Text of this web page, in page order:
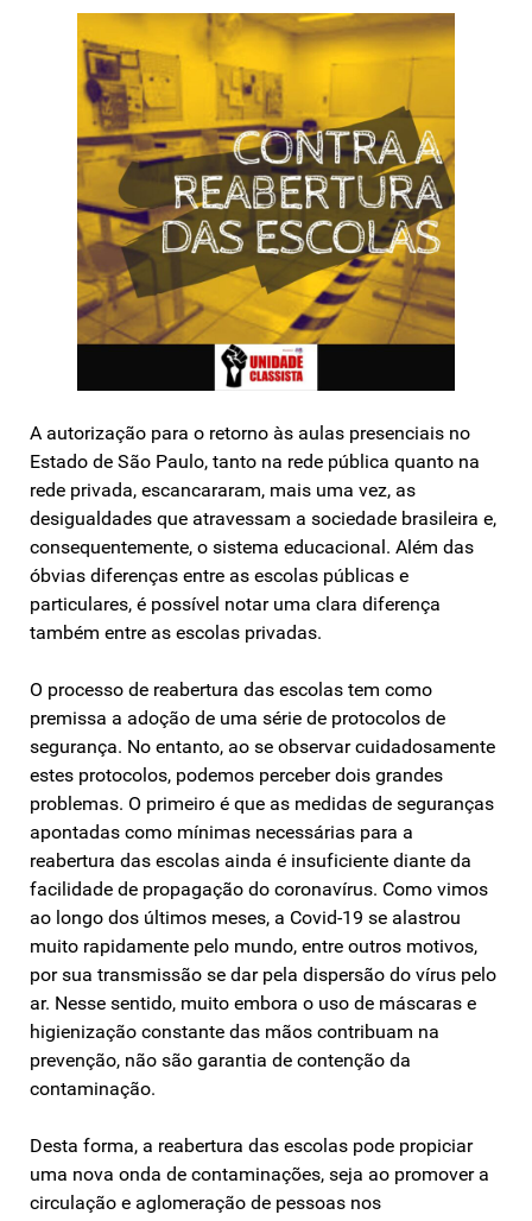
A autorização para o retorno às aulas presenciais no
Estado de São Paulo, tanto na rede pública quanto na
rede privada, escancararam, mais uma vez, as
desigualdades que atravessam a sociedade brasileira e,
consequentemente, o sistema educacional. Além das
óbvias diferenças entre as escolas públicas e
particulares, é possível notar uma clara diferença
também entre as escolas privadas.
O processo de reabertura das escolas tem como
premissa a adoção de uma série de protocolos de
segurança. No entanto, ao se observar cuidadosamente
estes protocolos, podemos perceber dois grandes
problemas. O primeiro é que as medidas de seguranças
apontadas como mínimas necessárias para a
reabertura das escolas ainda é insuficiente diante da
facilidade de propagação do coronavírus. Como vimos
ao longo dos últimos meses, a Covid-19 se alastrou
muito rapidamente pelo mundo, entre outros motivos,
por sua transmissão se dar pela dispersão do vírus pelo
ar. Nesse sentido, muito embora o uso de máscaras e
higienização constante das mãos contribuam na
prevenção, não são garantia de contenção da
contaminação.
Desta forma, a reabertura das escolas pode propiciar
uma nova onda de contaminações, seja ao promover a
circulação e aglomeração de pessoas nos